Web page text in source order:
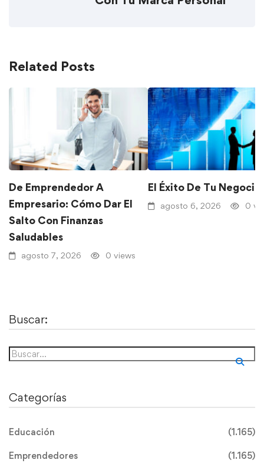
Related Posts
De Emprendedor A
Empresario: Cómo Dar El
Salto Con Finanzas
Saludables
agosto 7, 2026 0 views
El Éxito De Tu Negocio
agosto 6, 2026 0
Buscar:
Categorías
Educación (1.165)
Emprendedores (1.165)